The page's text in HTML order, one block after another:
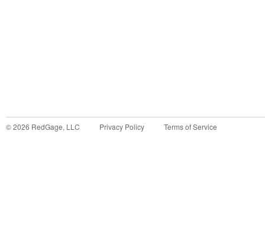
©2026 RedGage, LLC Privacy Policy Terms of Service